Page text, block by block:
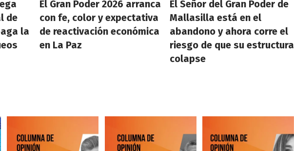
de
la
El Gran Poder 2026 arranca
con fe, color y expectativa
de reactivación económica
en La Paz
El Señor del Gran Poder de
Mallasilla está en el
abandono y ahora corre el
riesgo de que su estructura
colapse